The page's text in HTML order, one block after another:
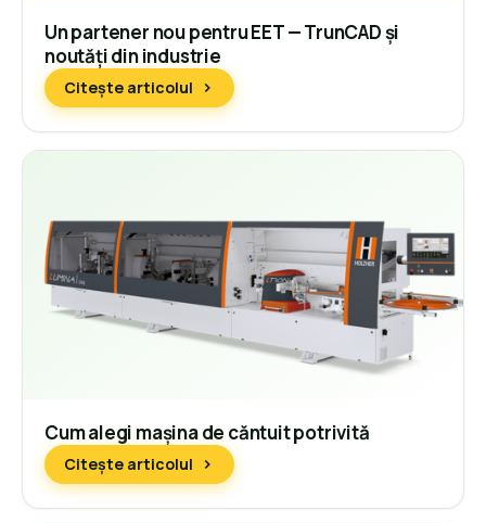
Un partener nou pentru EET — TrunCAD și
noutăți din industrie
Citește articolul
Cum alegi mașina de căntuit potrivită
Citește articolul